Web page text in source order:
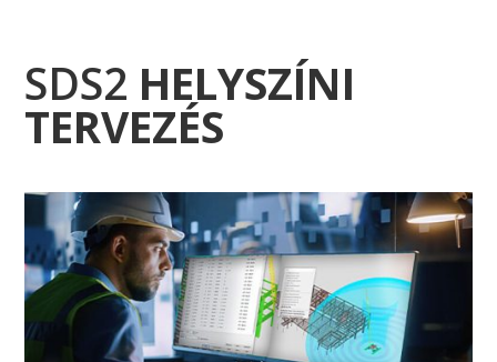
SDS2 HELYSZÍNI
TERVEZÉS